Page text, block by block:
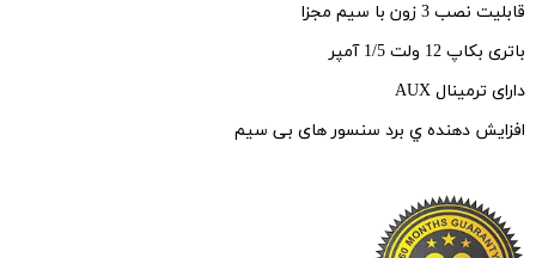
قابلیت نصب 3 زون با سیم مجزا
باتری بکاپ 12 ولت 1/5 آمپر
دارای ترمینال
افزایش دهنده ي برد سنسور های بی سیم